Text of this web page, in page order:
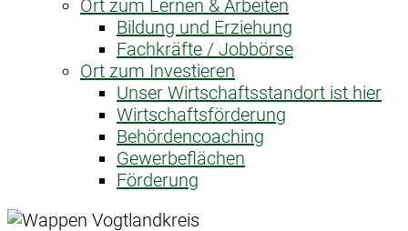
Ort zum Lernen & Arbeiten
Bildung und Erziehung
Fachkräfte / Jobbörse
Ort zum Investieren
Unser Wirtschaftsstandort ist hier
Wirtschaftsförderung
Behördencoaching
Gewerbeflächen
Förderung